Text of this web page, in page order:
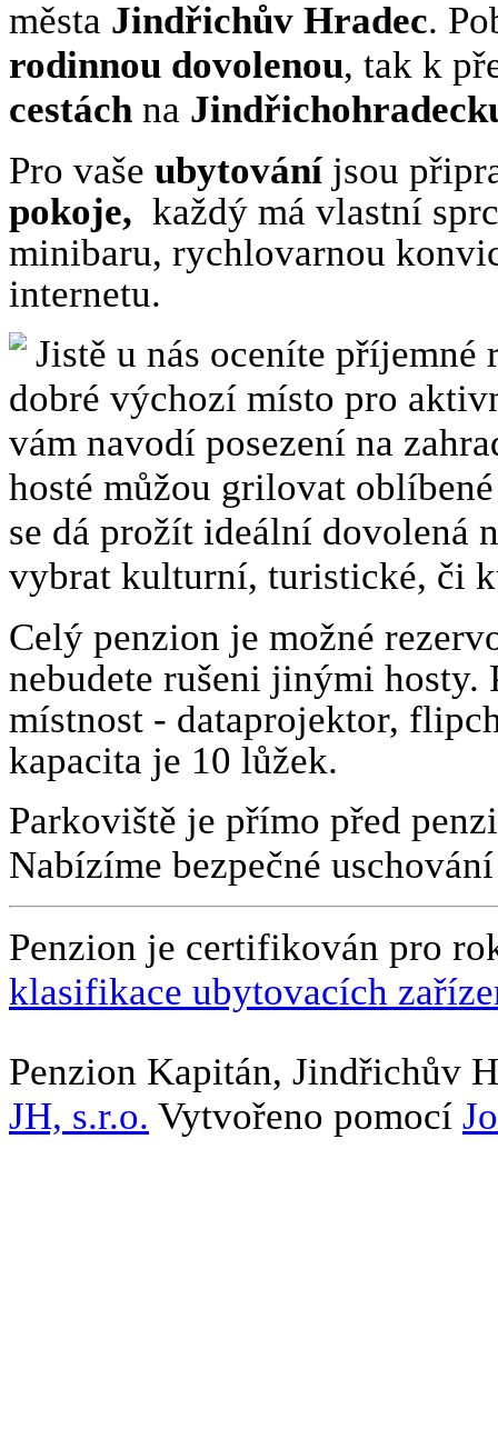
města Jindřichův Hradec.
rodinnou dovolenou, tak k
cestách na
Pro vaše ubytováníjsou
pokoje, každý má vlastní
minibaru, rychlovarnou
internetu.
Jistě u nás oceníte
dobré výchozí místo pro
vám navodí posezení na
hosté můžou grilovat
se dá prožít ideální dovolená
vybrat kulturní, turistické, či
Celý penzion je možné
nebudete rušeni jinými hosty.
místnost - dataprojektor,
kapacita je 10 lůžek.
Parkoviště je přímo před
Nabízíme bezpečné
Penzion je certifikován pro
klasifikace ubytovacích
Penzion Kapitán, Jindřichův
JH, s.r.o. Vytvořeno pomocí